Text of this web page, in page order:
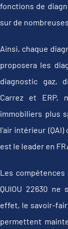
fonctions de
sur de
Ainsi, chaque
proposera les
diagnostic gaz,
Carrez et ERP,
immobiliers plus
l'air intérieur
est le leader en
Les
QUIOU 22630
effet, le savoir-
permettent